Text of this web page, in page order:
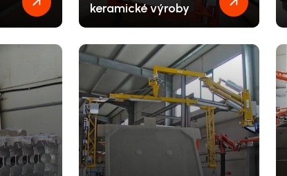
keramické výroby